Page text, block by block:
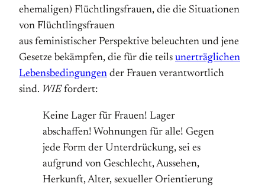
ehemaligen) Flüchtlingsfrauen, die die Situationen
von Flüchtlingsfrauen
aus feministischer Perspektive beleuchten und jene
Gesetze bekämpfen, die für die teils unerträglichen
Lebensbedingungen der Frauen verantwortlich
sind. WIEfordert:
Keine Lager für Frauen! Lager
abschaffen! Wohnungen für alle! Gegen
jede Form der Unterdrückung, sei es
aufgrund von Geschlecht, Aussehen,
Herkunft, Alter, sexueller Orientierung